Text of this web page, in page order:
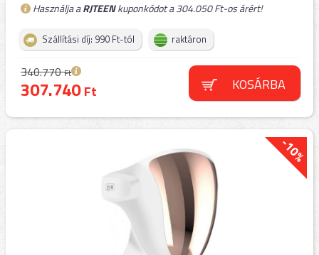
Használja aRJTEENkuponkódot a 304.050 Ft-os árért!
Szállítási díj: 990 Ft-tól raktáron
340.770Ft
307.740Ft KOSÁRBA
-10%